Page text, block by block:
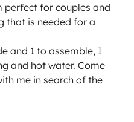
for couples and
that is needed for a
and 1 to assemble, I
and hot water. Come
me in search of the